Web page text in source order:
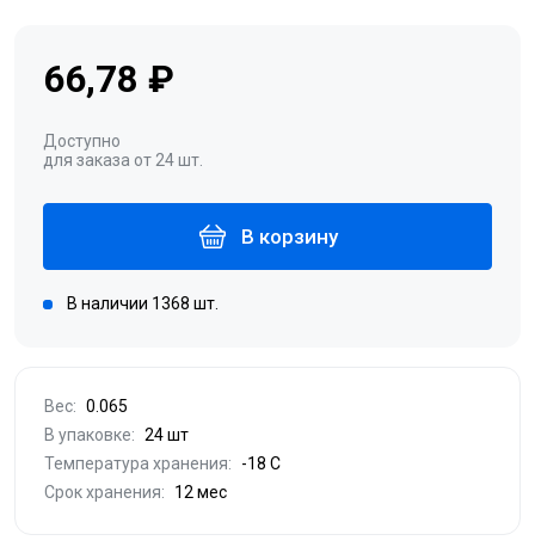
66,78 ₽
Доступно
для заказа от 24 шт.
В корзину
В наличии 1368 шт.
Вес: 0.065
В упаковке: 24 шт
Температура хранения:
-18 С
Срок хранения:
12 мес